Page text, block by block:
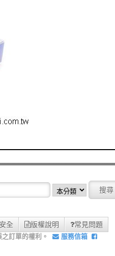
全 版權說明 常見問題
之訂單的權利。 服務信箱